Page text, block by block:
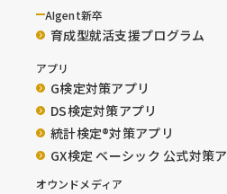
AIgent新卒
育成型就活支援プログラム
アプリ
G検定対策アプリ
DS検定対策アプリ
統計検定®︎対策アプリ
GX検定 ベーシック 公式対策
オウンドメディア